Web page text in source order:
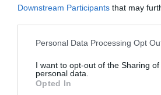
Downstream Participants that may
Please note that this website/app
not limited to your visit or usage
grant or deny consent to Google and
use your data for below specified
Personal Data Processing Opt
I want to opt-out of the Sharing of
personal data.
Opted In
07.08.2026 | 22:00
Νέο τροχαίο με υλικές ζημιές